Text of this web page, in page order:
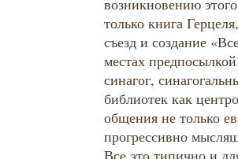
возникновению
только книга
съезд и создание
местах
синагог,
библиотек как
общения не только
прогрессивно
Все это типично и